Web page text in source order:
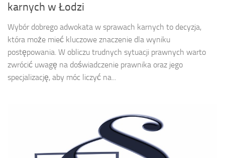
karnych w Łodzi
Wybór dobrego adwokata w sprawach karnych to decyzja,
która może mieć kluczowe znaczenie dla wyniku
postępowania. W obliczu trudnych sytuacji prawnych warto
zwrócić uwagę na doświadczenie prawnika oraz jego
specjalizację, aby móc liczyć na...